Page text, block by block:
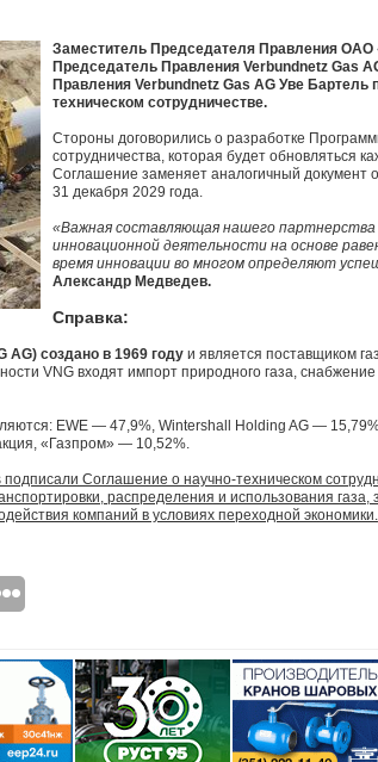
Заместитель Председателя Правления
Председатель Правления Verbundnetz Gas
Правления Verbundnetz Gas AG Уве
техническом сотрудничестве.
Стороны договорились о разработке
сотрудничества, которая будет обновляться
Соглашение заменяет аналогичный документ
31 декабря 2029 года.
«Важная составляющая нашего
инновационной деятельности на основе
время инновации во многом определяют
Александр Медведев.
Справка:
AG) создано в 1969 году и является поставщиком
VNG входят импорт природного газа,
EWE — 47,9%, Wintershall Holding AG —
«Газпром» — 10,52%.
Соглашение о научно-техническом
распределения и использования
компаний в условиях переходной экономики.